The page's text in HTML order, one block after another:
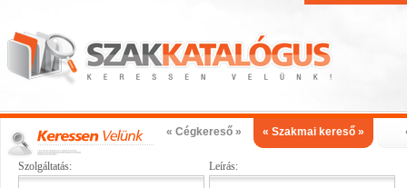
« Cégkereső » « Szakmai kereső »
Szolgáltatás: Leírás: